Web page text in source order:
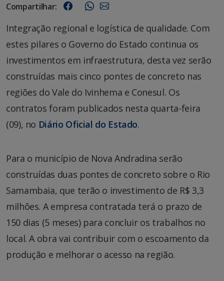
Compartilhar:
Integração regional e logística de qualidade. Com
estes pilares o Governo do Estado continua os
investimentos em infraestrutura, desta vez serão
construídas mais cinco pontes de concreto nas
regiões do Vale do Ivinhema e Conesul. Os
contratos foram publicados nesta quarta-feira
(09), no Diário Oficial do Estado.
Para o município de Nova Andradina serão
construídas duas pontes de concreto sobre o Rio
Samambaia, que terão o investimento de R$ 3,3
milhões. A empresa contratada terá o prazo de
150 dias (5 meses) para concluir os trabalhos no
local. A obra vai contribuir com o escoamento da
produção e melhorar o acesso na região.